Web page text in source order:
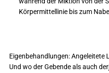
Körpermittellinie bis zum
Eigenbehandlungen: Angeleitete
Und wo der Gebende als auch